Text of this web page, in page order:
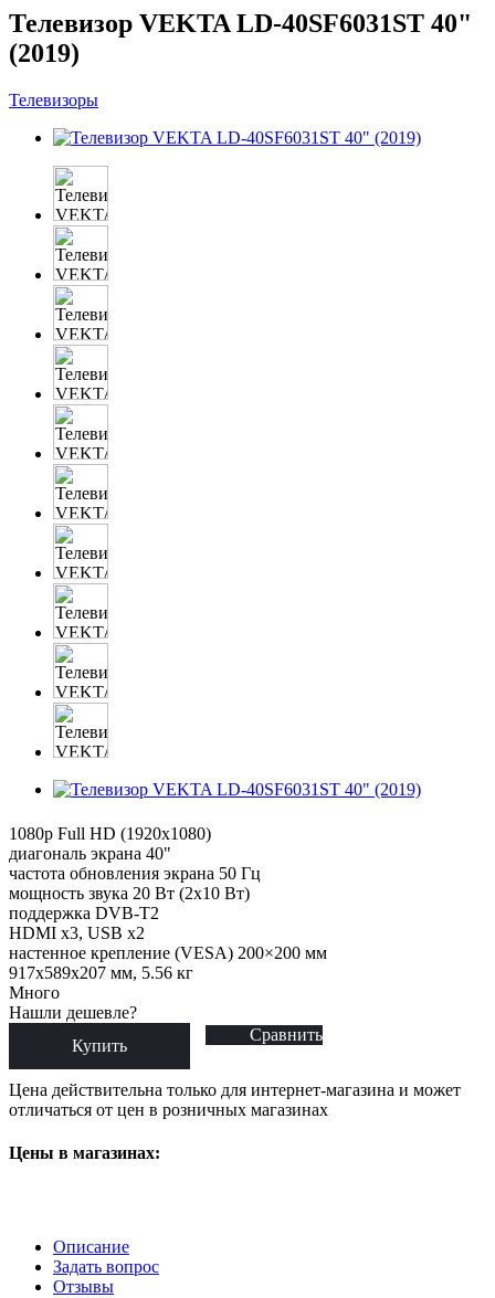
Телевизор VEKTA LD-40SF6031ST 40"
(2019)
Телевизоры
1080p Full HD (1920x1080)
диагональ экрана 40"
частота обновления экрана 50 Гц
мощность звука 20 Вт (2х10 Вт)
поддержка DVB-T2
HDMI x3, USB x2
настенное крепление (VESA) 200×200 мм
917x589x207 мм, 5.56 кг
Много
Нашли дешевле?
Купить
Сравнить
Цена действительна только для интернет-магазина и может
отличаться от цен в розничных магазинах
Цены в магазинах:
Описание
Задать вопрос
Отзывы